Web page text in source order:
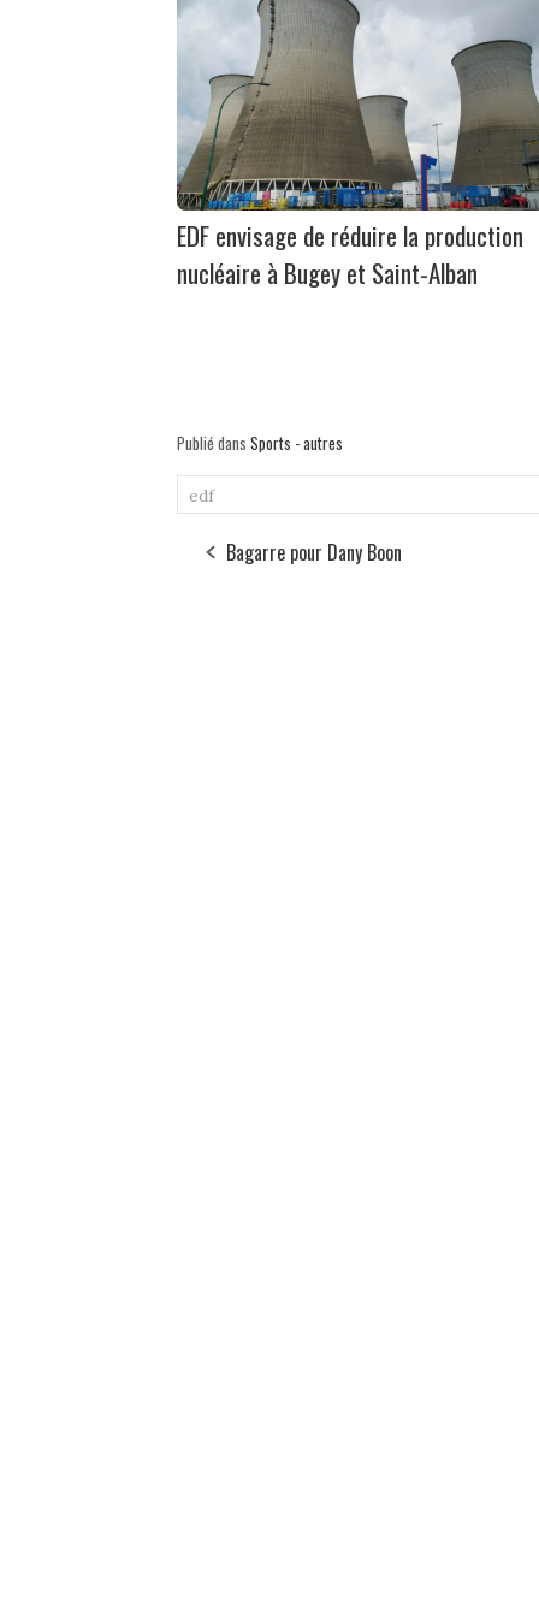
EDF envisage de réduire la production
nucléaire à Bugey et Saint-Alban
Publié dans Sports - autres
edf
Bagarre pour Dany Boon